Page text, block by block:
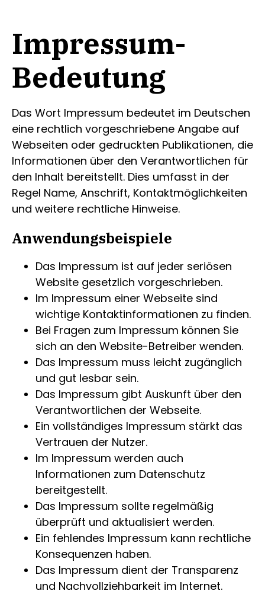
Impressum-
Bedeutung
Das Wort Impressum bedeutet im Deutschen
eine rechtlich vorgeschriebene Angabe auf
Webseiten oder gedruckten Publikationen, die
Informationen über den Verantwortlichen für
den Inhalt bereitstellt. Dies umfasst in der
Regel Name, Anschrift, Kontaktmöglichkeiten
und weitere rechtliche Hinweise.
Anwendungsbeispiele
Das Impressum ist auf jeder seriösen
Website gesetzlich vorgeschrieben.
Im Impressum einer Webseite sind
wichtige Kontaktinformationen zu finden.
Bei Fragen zum Impressum können Sie
sich an den Website-Betreiber wenden.
Das Impressum muss leicht zugänglich
und gut lesbar sein.
Das Impressum gibt Auskunft über den
Verantwortlichen der Webseite.
Ein vollständiges Impressum stärkt das
Vertrauen der Nutzer.
Im Impressum werden auch
Informationen zum Datenschutz
bereitgestellt.
Das Impressum sollte regelmäßig
überprüft und aktualisiert werden.
Ein fehlendes Impressum kann rechtliche
Konsequenzen haben.
Das Impressum dient der Transparenz
und Nachvollziehbarkeit im Internet.